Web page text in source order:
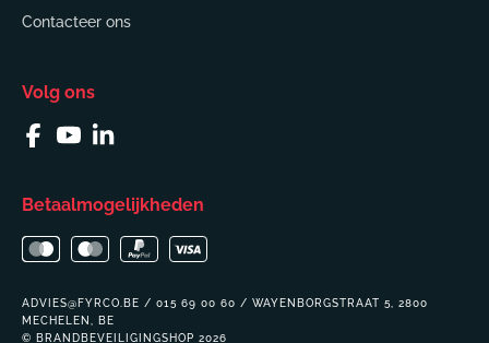
Contacteer ons
Volg ons
Facebook
YouTubeLinkedin
Betaalmogelijkheden
ADVIES@FYRCO.BE / 015 69 00 60 / WAYENBORGSTRAAT 5, 2800
MECHELEN, BE
© BRANDBEVEILIGINGSHOP 2026